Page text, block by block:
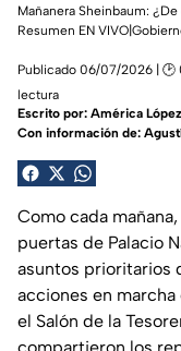
Mañanera Sheinbaum:
Resumen EN
Publicado 06/07/2026 | 🕑
lectura
Escrito por: América López
Con información de:
Como cada
puertas de Palacio
asuntos prioritarios
acciones en
el Salón de la